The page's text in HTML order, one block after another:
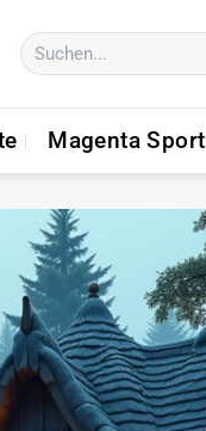
Magenta Sport